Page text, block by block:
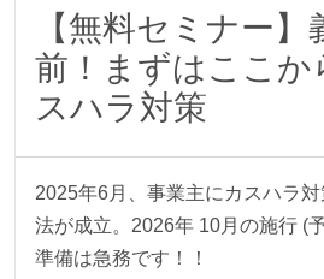
【無料セミナー】
前！まずはここか
スハラ対策
2025年6月、事業主にカスハラ
法が成立。2026年 10月の施行 (
準備は急務です！！